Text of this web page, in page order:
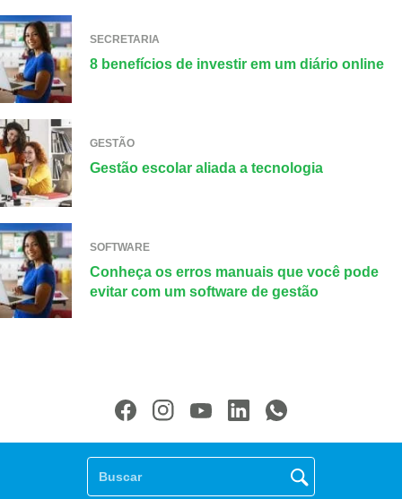
SECRETARIA
8 benefícios de investir em um diário online
GESTÃO
Gestão escolar aliada a tecnologia
SOFTWARE
Conheça os erros manuais que você pode
evitar com um software de gestão